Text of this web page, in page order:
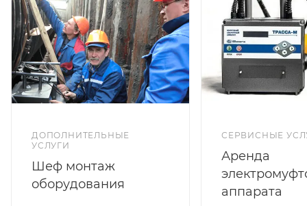
ДОПОЛНИТЕЛЬНЫЕ
УСЛУГИ
Шеф монтаж
оборудования
СЕРВИСНЫЕ
Аренда
аппарата